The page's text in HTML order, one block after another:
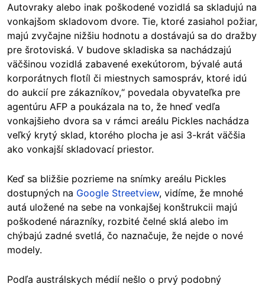
Autovraky alebo inak poškodené vozidlá sa skladujú na
vonkajšom skladovom dvore. Tie, ktoré zasiahol požiar,
majú zvyčajne nižšiu hodnotu a dostávajú sa do dražby
pre šrotoviská. V budove skladiska sa nachádzajú
väčšinou vozidlá zabavené exekútorom, bývalé autá
korporátnych flotíl či miestnych samospráv, ktoré idú
do aukcií pre zákazníkov,“ povedala obyvateľka pre
agentúru AFP a poukázala na to, že hneď vedľa
vonkajšieho dvora sa v rámci areálu Pickles nachádza
veľký krytý sklad, ktorého plocha je asi 3-krát väčšia
ako vonkajší skladovací priestor.
Keď sa bližšie pozrieme na snímky areálu Pickles
dostupných na Google Streetview, vidíme, že mnohé
autá uložené na sebe na vonkajšej konštrukcii majú
poškodené nárazníky, rozbité čelné sklá alebo im
chýbajú zadné svetlá, čo naznačuje, že nejde o nové
modely.
Podľa austrálskych médií nešlo o prvý podobný